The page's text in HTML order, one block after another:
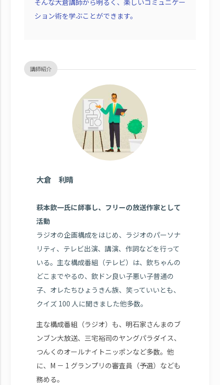
ション術を学ぶことができます。
講師紹介
大倉 利晴
萩本欽一氏に師事し、フリーの放送作家として
活動
ラジオの企画構成をはじめ、ラジオのパーソナ
リティ、テレビ出演、講演、作詞などを行って
いる。主な構成番組（テレビ）は、欽ちゃんの
どこまでやるの、欽ドン良い子悪い子普通の
子、オレたちひょうきん族、笑っていいとも、
クイズ 100 人に聞きました他多数。
主な構成番組（ラジオ）も、明石家さんまのブ
ンブン大放送、三宅裕司のヤングパラダイス、
つんくのオールナイトニッポンなど多数。他
に、M － 1 グランプリの審査員（予選）なども
務める。